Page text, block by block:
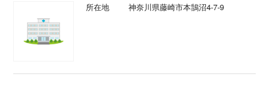
所在地 神奈川県藤崎市本鵠沼4-7-9